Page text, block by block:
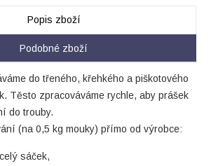
Popis zboží
Podobné zboží
do třeného, křehkého a piškotového
Těsto zpracováváme rychle, aby prášek
do trouby.
(na 0,5 kg mouky) přímo od výrobce:
sáček,